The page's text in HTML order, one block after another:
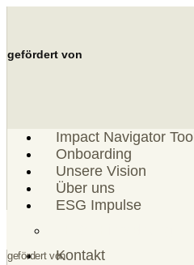
gefördert von
Impact Navigator Tool
Onboarding
Unsere Vision
Über uns
ESG Impulse
Kontakt
gefördert von